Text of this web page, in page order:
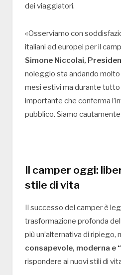
dei viaggiatori.
«Osserviamo con
italiani ed europei per il
Simone Niccolai,
noleggio sta andando molto
mesi estivi ma durante tutto
importante che conferma
pubblico. Siamo
Il camper oggi:
stile di vita
Il successo del camper è
trasformazione profonda
più un’alternativa di ripiego,
consapevole, moderna e
rispondere ai nuovi stili di